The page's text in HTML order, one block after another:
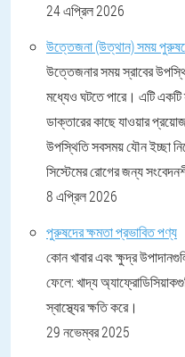
24 এপ্রিল 2026
উত্তেজনা (উত্থান) সময়
উত্তেজনার সময় স্রাবের
মধ্যেও ঘটতে পারে। এটি একটি
ডাক্তারের কাছে যাওয়ার
উপস্থিতি সবসময় যৌন ইচ্ছা
সিস্টেমের রোগের জন্য
8 এপ্রিল 2026
পুরুষদের ক্ষমতা প্রভাবিত পণ্য
কোন খাবার এবং ক্ষুদ্র
ফেলে: খাদ্য
স্বাস্থ্যের ক্ষতি করে।
29 নভেম্বর 2025